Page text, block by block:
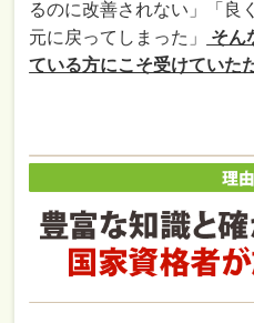
るのに改善されない」「良
元に戻ってしまった」
そん
ている方にこそ受けていた